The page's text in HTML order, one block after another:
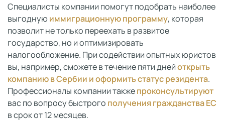
Специалисты компании помогут подобрать наиболее
выгодную иммиграционную программу, которая
позволит не только переехать в развитое
государство, но и оптимизировать
налогообложение. При содействии опытных юристов
вы, например, сможете в течение пяти днейоткрыть
компанию в Сербии и оформить статус резидента.
Профессионалы компании такжепроконсультируют
вас по вопросу быстрого получения гражданства ЕС
в срок от 12 месяцев.